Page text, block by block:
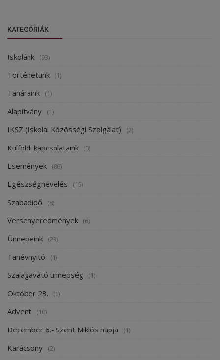
KATEGÓRIÁK
Iskolánk (93)
Történetünk (1)
Tanáraink (1)
Alapítvány (1)
IKSZ (Iskolai Közösségi Szolgálat) (2)
Külföldi kapcsolataink (0)
Események (86)
Egészségnevelés (15)
Szabadidő (8)
Versenyeredmények (6)
Ünnepeink (23)
Tanévnyitó (1)
Szalagavató ünnepség (1)
Október 23. (1)
Advent (10)
December 6.- Szent Miklós napja (1)
Karácsony (2)